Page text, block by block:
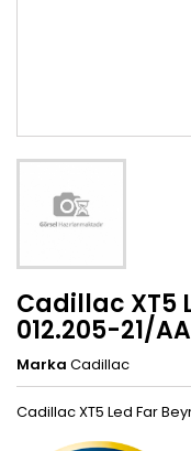
Cadillac XT5
012.205-21/AA
Marka Cadillac
Cadillac XT5 Led Far